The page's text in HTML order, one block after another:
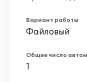
Вариант работы
Файловый
Общее число
1